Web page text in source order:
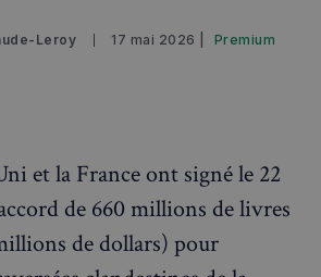
Leroy 17 mai 2026 | Premium
et la France ont signé le 22
de 660 millions de livres
de dollars) pour